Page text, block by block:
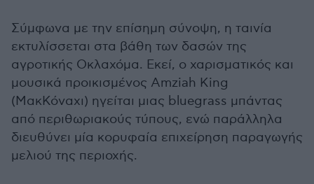
Σύμφωνα με την επίσημη σύνοψη, η ταινία
εκτυλίσσεται στα βάθη των δασών της
αγροτικής Οκλαχόμα. Εκεί, ο χαρισματικός και
μουσικά προικισμένος Amziah King
(ΜακΚόναχι) ηγείται μιας bluegrass μπάντας
από περιθωριακούς τύπους, ενώ παράλληλα
διευθύνει μία κορυφαία επιχείρηση παραγωγής
μελιού της περιοχής.